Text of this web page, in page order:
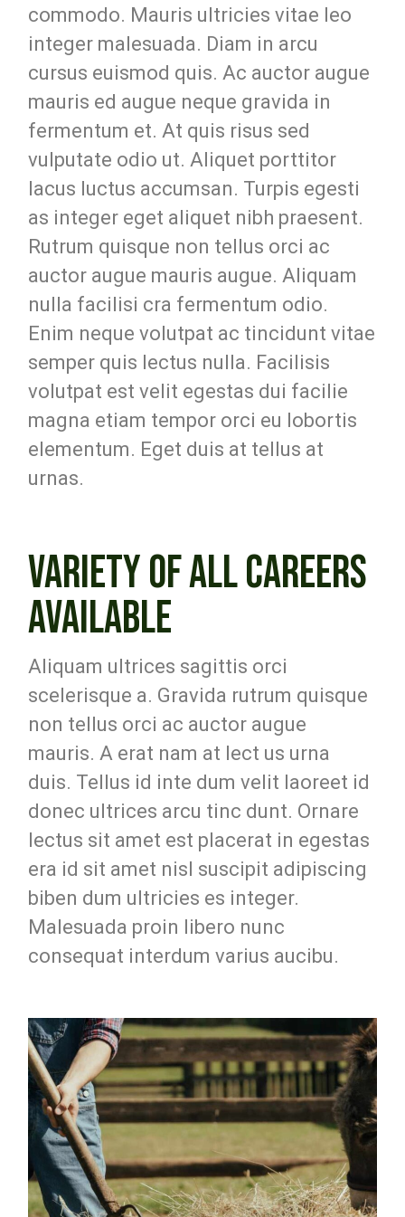
commodo. Mauris ultricies vitae leo
integer malesuada. Diam in arcu
cursus euismod quis. Ac auctor augue
mauris ed augue neque gravida in
fermentum et. At quis risus sed
vulputate odio ut. Aliquet porttitor
lacus luctus accumsan. Turpis egesti
as integer eget aliquet nibh praesent.
Rutrum quisque non tellus orci ac
auctor augue mauris augue. Aliquam
nulla facilisi cra fermentum odio.
Enim neque volutpat ac tincidunt vitae
semper quis lectus nulla. Facilisis
volutpat est velit egestas dui facilie
magna etiam tempor orci eu lobortis
elementum. Eget duis at tellus at
urnas.
VARIETY OF ALL CAREERS
AVAILABLE
Aliquam ultrices sagittis orci
scelerisque a. Gravida rutrum quisque
non tellus orci ac auctor augue
mauris. A erat nam at lect us urna
duis. Tellus id inte dum velit laoreet id
donec ultrices arcu tinc dunt. Ornare
lectus sit amet est placerat in egestas
era id sit amet nisl suscipit adipiscing
biben dum ultricies es integer.
Malesuada proin libero nunc
consequat interdum varius aucibu.